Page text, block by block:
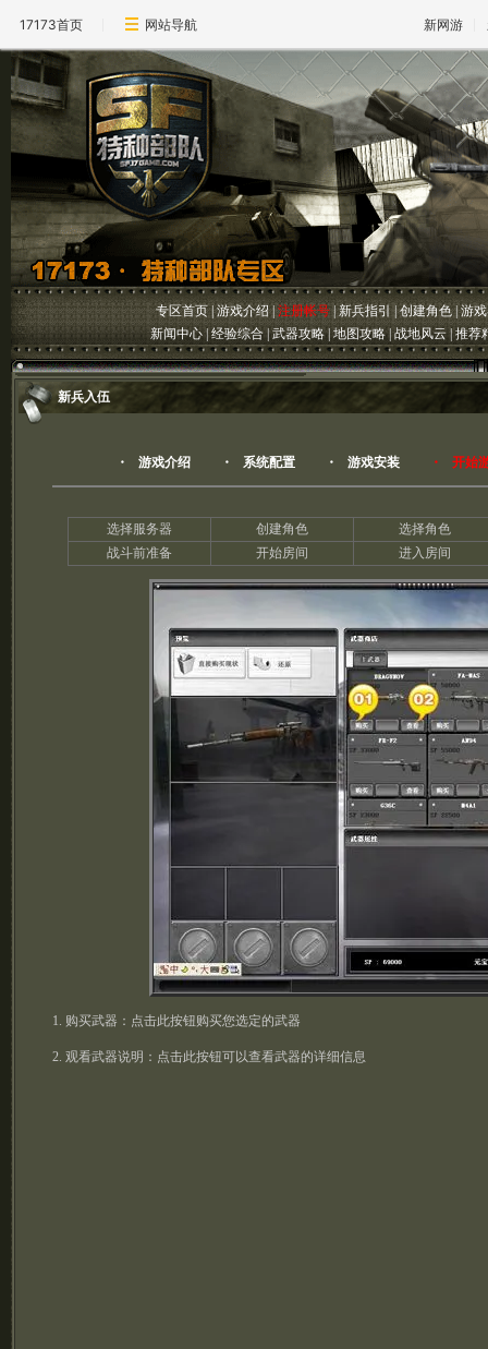
17173首页 网站导航 新网游
专区首页 游戏介绍 | 注册帐号 新兵指引 创建角色 游
新闻中心 | 经验综合 武器攻略 地图攻略 战地风云 推荐
新兵入伍
・ 游戏介绍 ・ 系统配置 ・ 游戏安装 ・ 开始
选择服务器 创建角色
选择角色
战斗前准备
开始房间 进入房间
1. 购买武器：点击此按钮购买您选定的武器
2. 观看武器说明：点击此按钮可以查看武器的详细信息